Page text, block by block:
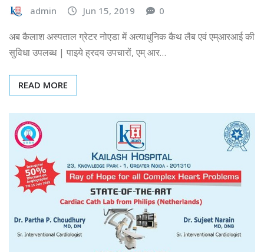
admin Jun 15, 2019 0
अब कैलाश अस्पताल ग्रेटर नोएडा में अत्याधुनिक कैथ लैब एवं एम्आरआई की
सुविधा उपलब्ध | पाइये ह्रदय उपचारों, एम् आर…
READ MORE